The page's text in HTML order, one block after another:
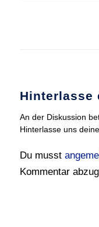
Hinterlasse
An der Diskussion
Hinterlasse uns
Du musst
Kommentar